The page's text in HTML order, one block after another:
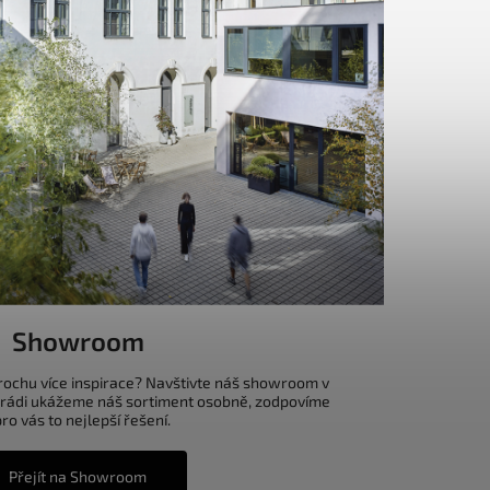
Showroom
více inspirace? Navštivte náš showroom v
ukážeme náš sortiment osobně, zodpovíme
vás to nejlepší řešení.
Přejít na Showroom